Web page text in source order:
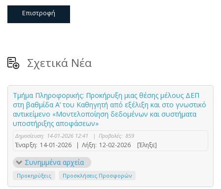
Επιστροφή
Σχετικά Νέα
Τμήμα Πληροφορικής: Προκήρυξη μιας θέσης μέλους ΔΕΠ
στη βαθμίδα Α’ του Καθηγητή από εξέλιξη και στο γνωστικό
αντικείμενο «Mοντελοποίηση δεδομένων και συστήματα
υποστήριξης αποφάσεων»
Δημοσίευση: 14-01-2026 12:41 | Προβολές: 859
Έναρξη: 14-01-2026 | Λήξη: 12-02-2026 [Έληξε]
Συνημμένα αρχεία
Προκηρύξεις Προσκλήσεις Προσφορών